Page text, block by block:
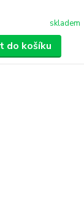
skladem
do košíku